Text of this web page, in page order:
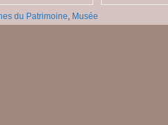
du Patrimoine Musée